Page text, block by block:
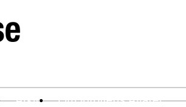
Arkiv Om Idrottens Affärer